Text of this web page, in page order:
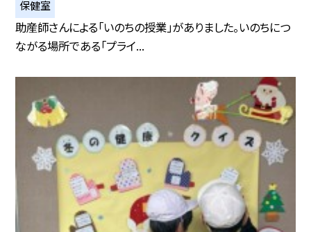
保健室
助産師さんによる「いのちの授業」がありました。いのちにつ
ながる場所である「プライ...